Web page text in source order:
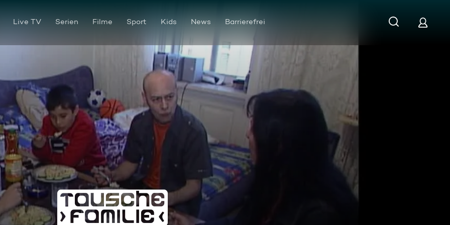
Live TV Serien Filme Sport Kids News Barrierefrei
Tausche Familie - Staffel 3 Folge 12